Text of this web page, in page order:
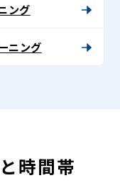
ング
ニング
時間帯